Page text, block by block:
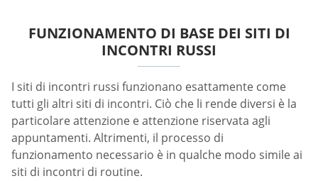
FUNZIONAMENTO DI BASE DEI SITI DI
INCONTRI RUSSI
I siti di incontri russi funzionano esattamente come
tutti gli altri siti di incontri. Ciò che li rende diversi è la
particolare attenzione e attenzione riservata agli
appuntamenti. Altrimenti, il processo di
funzionamento necessario è in qualche modo simile ai
siti di incontri di routine.